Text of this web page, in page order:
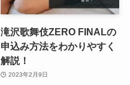
滝沢歌舞伎ZERO FINALの
申込み方法をわかりやすく
解説！
2023年2月9日